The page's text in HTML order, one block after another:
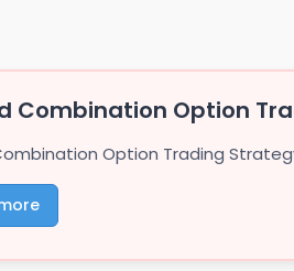
Combination Option
Option Trading